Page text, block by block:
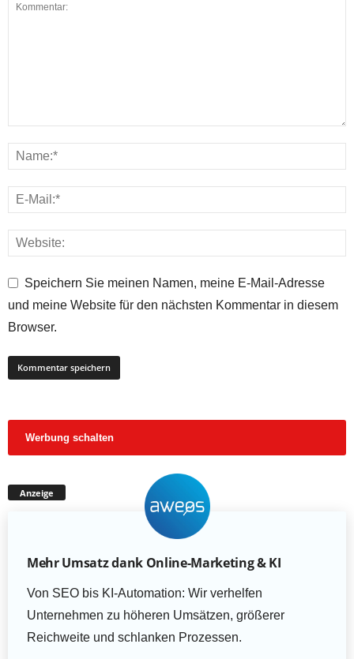
Speichern Sie meinen Namen, meine E-Mail-Adresse
und meine Website für den nächsten Kommentar in diesem
Browser.
Werbung schalten
Anzeige
Mehr Umsatz dank Online-Marketing & KI
Von SEO bis KI-Automation: Wir verhelfen
Unternehmen zu höheren Umsätzen, größerer
Reichweite und schlanken Prozessen.